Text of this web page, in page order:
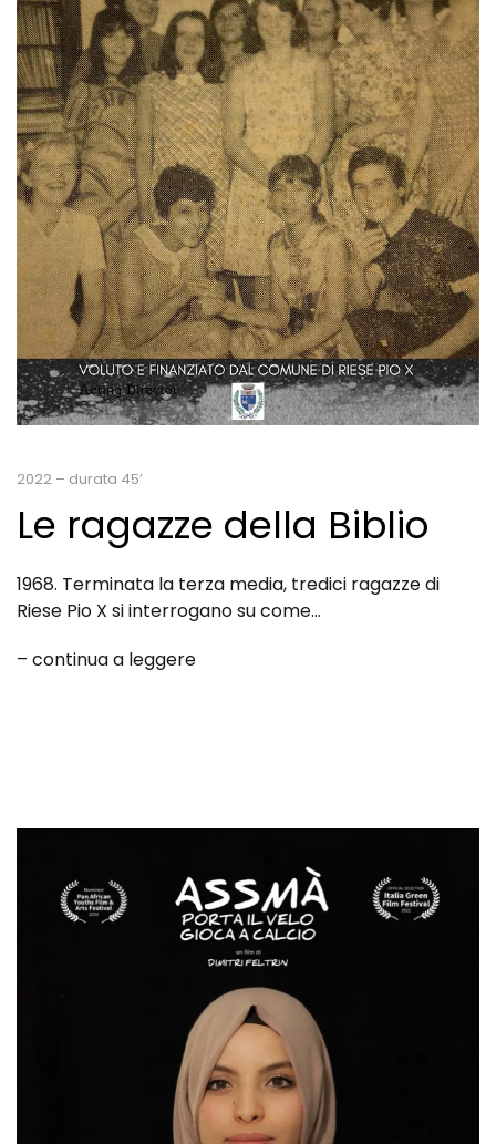
2022 – durata 45’
Le ragazze della Biblio
1968. Terminata la terza media, tredici ragazze di
Riese Pio X si interrogano su come…
– continua a leggere